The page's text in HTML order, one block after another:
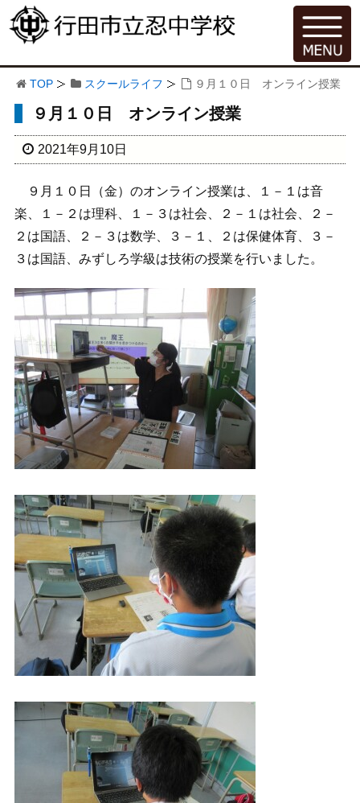
TOP スクールライフ ９月１０日 オンライン授業
９月１０日 オンライン授業
2021年9月10日
９月１０日（金）のオンライン授業は、１－１は音
楽、１－２は理科、１－３は社会、２－１は社会、２－
２は国語、２－３は数学、３－１、２は保健体育、３－
３は国語、みずしろ学級は技術の授業を行いました。